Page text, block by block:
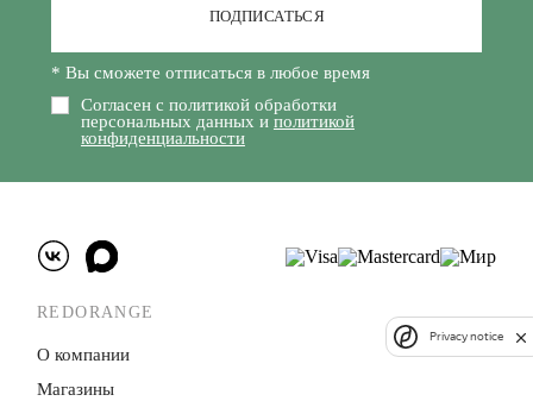
ПОДПИСАТЬСЯ
Согласен с политикой обработки
персональных данных и политикой
конфиденциальности
* Вы сможете отписаться в любое время
REDORANGE
О компании
Магазины
Privacy notice